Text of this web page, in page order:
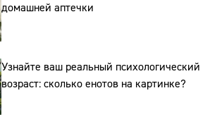
домашней аптечки
Узнайте ваш реальный психологический
возраст: сколько енотов на картинке?
Адрес: